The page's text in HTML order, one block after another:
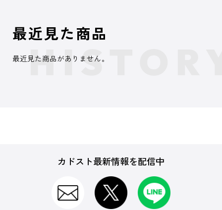
最近見た商品
最近見た商品がありません。
カドスト最新情報を配信中